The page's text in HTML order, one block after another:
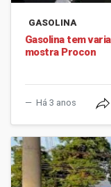
GASOLINA
Gasolina tem
mostra Procon
Há 3 anos